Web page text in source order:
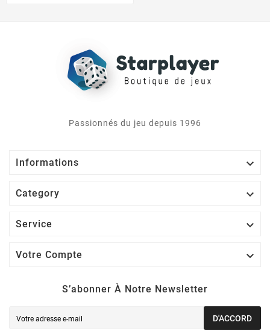
Passionnés du jeu depuis 1996
Informations 
Category 
Service 
Votre Compte 
S’abonner À Notre Newsletter
D'ACCORD